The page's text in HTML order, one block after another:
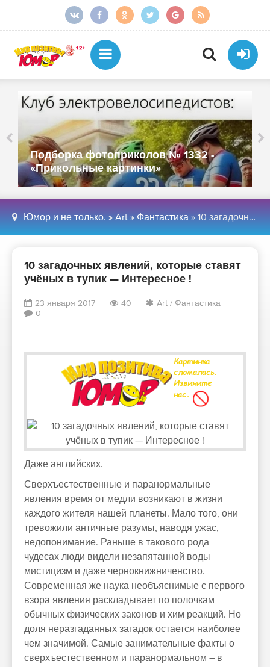
Подборка фотоприколов № 1332 -
«Прикольные картинки»
Юмор и не только. » Art » Фантастика » 10 загадочных явлений, которые ставят учёных в тупик — Интересное !
10 загадочных явлений, которые ставят
учёных в тупик — Интересное !
23 января 2017 40 Art / Фантастика
0
Даже английских.
Сверхъестественные и паранормальные
явления время от медли возникают в жизни
каждого жителя нашей планеты. Мало того, они
тревожили античные разумы, наводя ужас,
недопонимание. Раньше в такового рода
чудесах люди видели незапятанной воды
мистицизм и даже чернокнижниченство.
Современная же наука необъяснимые с первого
взора явления раскладывает по полочкам
обычных физических законов и хим реакций. Но
доля неразгаданных загадок остается наиболее
чем значимой. Самые занимательные факты о
сверхъестественном и паранормальном – в